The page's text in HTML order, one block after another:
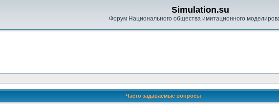
Simulation.su
Форум Национального общества имитационного
Часто задаваемые вопросы